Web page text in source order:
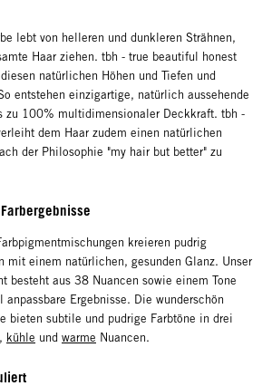
lebt von helleren und dunkleren Strähnen,
Haar ziehen. tbh - true beautiful honest
natürlichen Höhen und Tiefen und
entstehen einzigartige, natürlich aussehende
zu 100% multidimensionaler Deckkraft. tbh -
dem Haar zudem einen natürlichen
der Philosophie "my hair but better" zu
kreieren pudrig
mit einem natürlichen, gesunden Glanz. Unser
besteht aus 38 Nuancen sowie einem Tone
Ergebnisse. Die wunderschön
bieten subtile und pudrige Farbtöne in drei
, kühle und warme Nuancen.